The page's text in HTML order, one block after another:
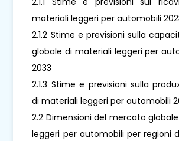
materiali leggeri per automobili
2.1.2 Stime e previsioni sulla
globale di materiali leggeri per
2033
2.1.3 Stime e previsioni sulla
di materiali leggeri per automobili
2.2 Dimensioni del mercato
leggeri per automobili per regioni